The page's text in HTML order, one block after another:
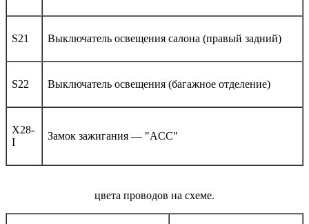
S21 Выключатель освещения салона (правый задний)
S22 Выключатель освещения (багажное отделение)
X28-
I
Замок зажигания — "ACC"
цвета проводов на схеме.